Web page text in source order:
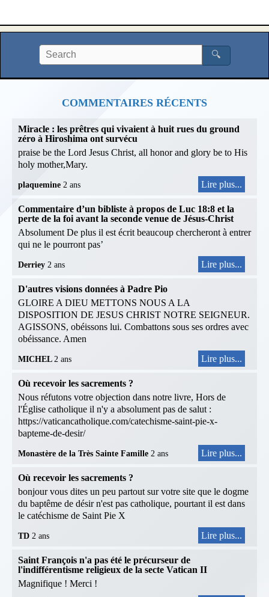
🔍
COMMENTAIRES RÉCENTS
Miracle : les prêtres qui vivaient à huit rues du ground
zéro à Hiroshima ont survécu
praise be the Lord Jesus Christ, all honor and glory be to His
holy mother,Mary.
plaquemine 2 ans Lire plus...
Commentaire d’un bibliste à propos de Luc 18:8 et la
perte de la foi avant la seconde venue de Jésus-Christ
Absolument De plus il est écrit beaucoup chercheront à entrer
qui ne le pourront pas’
Derriey 2 ans Lire plus...
D'autres visions données à Padre Pio
GLOIRE A DIEU METTONS NOUS A LA
DISPOSITION DE JESUS CHRIST NOTRE SEIGNEUR.
AGISSONS, obéissons lui. Combattons sous ses ordres avec
obéissance. Amen
MICHEL 2 ans Lire plus...
Où recevoir les sacrements ?
Nous réfutons votre objection dans notre livre, Hors de
l'Église catholique il n'y a absolument pas de salut :
https://vaticancatholique.com/catechisme-saint-pie-x-
bapteme-de-desir/
Monastère de la Très Sainte Famille 2 ans Lire plus...
Où recevoir les sacrements ?
bonjour vous dites un peu partout sur votre site que le dogme
du baptême de désir n'est pas catholique, pourtant il est dans
le catéchisme de Saint Pie X
TD 2 ans Lire plus...
Saint François n'a pas été le précurseur de
l'indifférentisme religieux de la secte Vatican II
Magnifique ! Merci !